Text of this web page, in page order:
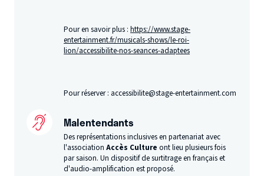
Pour en savoir plus :https://www.stage-
entertainment.fr/musicals-shows/le-roi-
lion/accessibilite-nos-seances-adaptees
Pour réserver : accessibilite@stage-entertainment.com
Malentendants
Des représentations inclusives en partenariat avec
l'associationAccès Cultureont lieu plusieurs fois
par saison. Un dispositif de surtitrage en français et
d'audio-amplification est proposé.